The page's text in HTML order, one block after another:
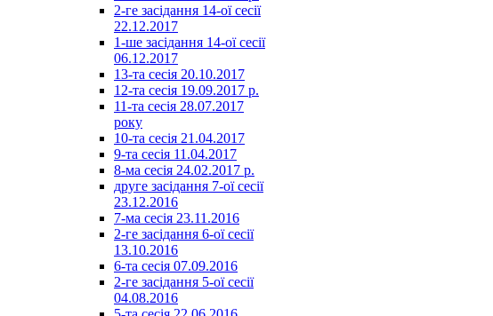
2-ге засідання 14-ої сесії
22.12.2017
1-ше засідання 14-ої сесії
06.12.2017
13-та сесія 20.10.2017
12-та сесія 19.09.2017 р.
11-та сесія 28.07.2017
року
10-та сесія 21.04.2017
9-та сесія 11.04.2017
8-ма сесія 24.02.2017 р.
друге засідання 7-ої сесії
23.12.2016
7-ма сесія 23.11.2016
2-ге засідання 6-ої сесії
13.10.2016
6-та сесія 07.09.2016
2-ге засідання 5-ої сесії
04.08.2016